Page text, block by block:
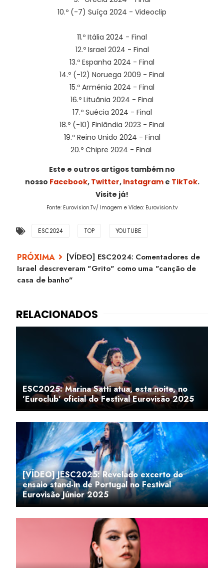
10.º (-7) Suíça 2024 - Videoclip
11.º Itália 2024 - Final
12.º Israel 2024 - Final
13.º Espanha 2024 - Final
14.º (-12) Noruega 2009 - Final
15.º Arménia 2024 - Final
16.º Lituânia 2024 - Final
17.º Suécia 2024 - Final
18.º (-10) Finlândia 2023 - Final
19.º Reino Unido 2024 - Final
20.º Chipre 2024 - Final
Este e outros artigos também no
nosso Facebook, Twitter, Instagrame TikTok.
Visite já!
Fonte: Eurovision.Tv/ Imagem e Vídeo: Eurovision.tv
ESC2024 TOP YOUTUBE
[VÍDEO] ESC2024: Comentadores de
Israel descreveram "Grito" como uma "canção de
casa de banho"
ESC2025: Marina Satti atua, esta noite, no
'Euroclub' oficial do Festival Eurovisão 2025
[VÍDEO] JESC2025: Revelado excerto do
ensaio stand-in de Portugal no Festival
Eurovisão Júnior 2025